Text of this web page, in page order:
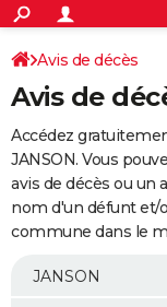
ACTUALITÉS
Politique
Société
Faits Divers
Education
Monde
Villes
+
SPORT
Coupe du monde
Football
Tennis
Cyclisme
Rugby
Forum
Programme TV
TNT
Streaming
Cinéma
Sorties cinéma
Musique
+
FINANCE
Retraite
Epargne
Immobilier
Risques naturels par
Banque
Assurance
AUTO
Essais
Réserver un essai
Citadines
Berlines
SUV
Forum auto
+
Mobiles
Meilleur smartphone
Internet
Ordinateurs
Jeux vidéo
Guide high-tech
Avis de décès
Avis de
Accédez
JANSON. Vous
avis de décès ou un
nom d'un défunt et/
commune dans le